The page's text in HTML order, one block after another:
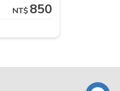
NT$ 850